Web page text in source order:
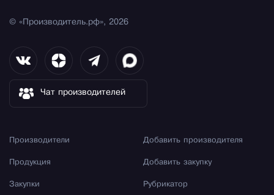
© «Производитель.рф», 2026
Чат производителей
Производители
Продукция
Закупки
Добавить производителя
Добавить закупку
Рубрикатор